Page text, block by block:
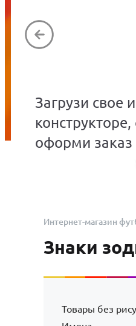
Загрузи свое
оформи заказ
Интернет-магазин
Знаки
Товары без